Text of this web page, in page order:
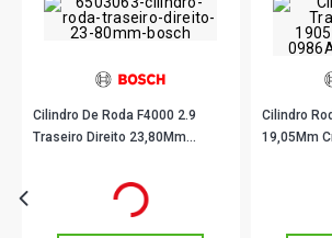
Cilindro De Roda F4000 2.9
Traseiro Direito 23,80Mm
em até 8x de
Cilindro
19,05Mm